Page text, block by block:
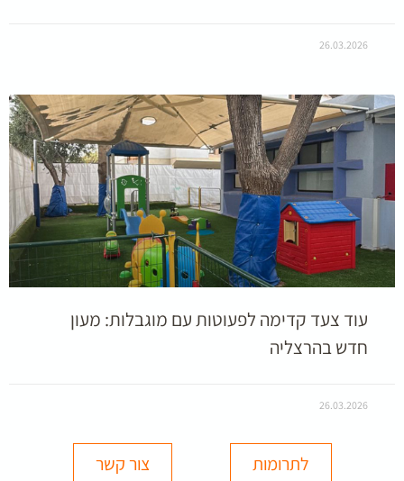
26.03.2026
עוד צעד קדימה לפעוטות עם מוגבלות: מעון
חדש בהרצליה
26.03.2026
לתרומות צור קשר